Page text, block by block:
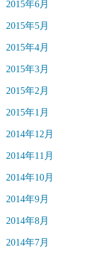
2015年6月
2015年5月
2015年4月
2015年3月
2015年2月
2015年1月
2014年12月
2014年11月
2014年10月
2014年9月
2014年8月
2014年7月